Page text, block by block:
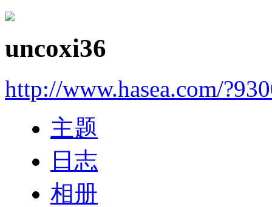
uncoxi36
http://www.hasea.com/
主题
日志
相册